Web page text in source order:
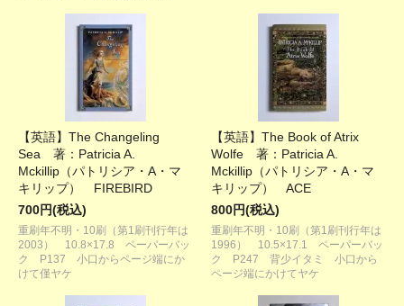
【英語】The Changeling
Sea 著：Patricia A.
Mckillip（パトリシア・A・マ
キリップ） FIREBIRD
700円(税込)
重刷年不明・10刷（第1刷刊行年は
2003） 10.8×17.8 ペーパーバッ
ク P137 小口からページ端にか
けて僅ヤケ
【英語】The Book of Atrix
Wolfe 著：Patricia A.
Mckillip（パトリシア・A・マ
キリップ） ACE
800円(税込)
重刷年不明・10刷（第1刷刊行年は
1996） 10.5×17.1 ペーパーバッ
ク P247 背少イタミ 小口から
ページ端にかけてヤケ